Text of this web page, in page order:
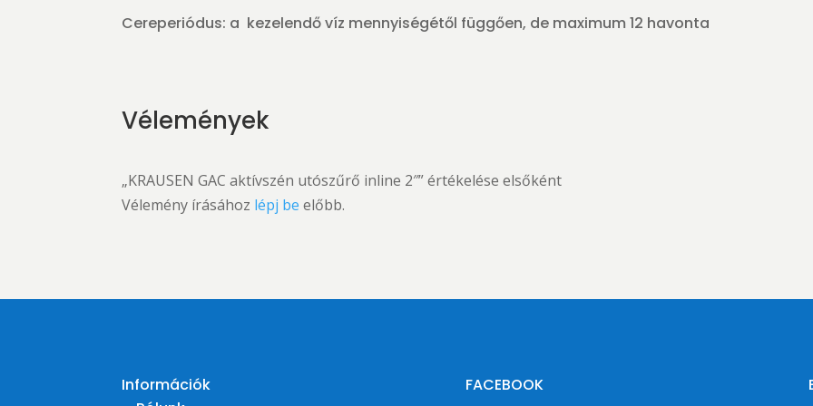
Cereperiódus: a kezelendő víz mennyiségétől függően, de maximum 12 havonta
Vélemények
„KRAUSEN GAC aktívszén utószűrő inline 2″” értékelése elsőként
Vélemény írásához lépj be előbb.
Információk
FACEBOOK